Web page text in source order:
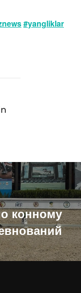
#yangliklar
конному